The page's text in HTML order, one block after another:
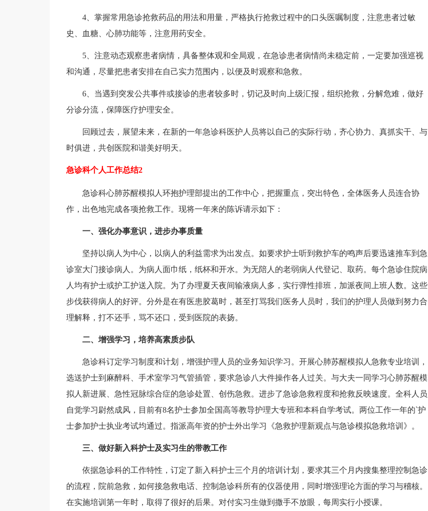
4、掌握常用急诊抢救药品的用法和用量，严格执行抢救过程中的口头医嘱制度，注意患者过敏
史、血糖、心肺功能等，注意用药安全。
5、注意动态观察患者病情，具备整体观和全局观，在急诊患者病情尚未稳定前，一定要加强巡视
和沟通，尽量把患者安排在自己实力范围内，以便及时观察和急救。
6、当遇到突发公共事件或接诊的患者较多时，切记及时向上级汇报，组织抢救，分解危难，做好
分诊分流，保障医疗护理安全。
回顾过去，展望未来，在新的一年急诊科医护人员将以自己的实际行动，齐心协力、真抓实干、与
时俱进，共创医院和谐美好明天。
急诊科个人工作总结2
急诊科心肺苏醒模拟人环抱护理部提出的工作中心，把握重点，突出特色，全体医务人员连合协
作，出色地完成各项抢救工作。现将一年来的陈诉请示如下：
一、强化办事意识，进步办事质量
坚持以病人为中心，以病人的利益需求为出发点。如要求护士听到救护车的鸣声后要迅速推车到急
诊室大门接诊病人。为病人面巾纸，纸杯和开水。为无陪人的老弱病人代登记、取药。每个急诊住院病
人均有护士或护工护送入院。为了办理夏天夜间输液病人多，实行弹性排班，加派夜间上班人数。这些
步伐获得病人的好评。分外是在有医患胶葛时，甚至打骂我们医务人员时，我们的护理人员做到努力合
理解释，打不还手，骂不还口，受到医院的表扬。
二、增强学习，培养高素质步队
急诊科订定学习制度和计划，增强护理人员的业务知识学习。开展心肺苏醒模拟人急救专业培训，
选送护士到麻醉科、手术室学习气管插管，要求急诊八大件操作各人过关。与大夫一同学习心肺苏醒模
拟人新进展、急性冠脉综合症的急诊处置、创伤急救。进步了急诊急救程度和抢救反映速度。全科人员
自觉学习尉然成风，目前有8名护士参加全国高等教导护理大专班和本科自学考试。两位工作一年的`护
士参加护士执业考试均通过。指派高年资的护士外出学习《急救护理新观点与急诊模拟急救培训》。
三、做好新入科护士及实习生的带教工作
依据急诊科的工作特性，订定了新入科护士三个月的培训计划，要求其三个月内搜集整理控制急诊
的流程，院前急救，如何接急救电话、控制急诊科所有的仪器使用，同时增强理论方面的学习与稽核。
在实施培训第一年时，取得了很好的后果。对付实习生做到撒手不放眼，每周实行小授课。